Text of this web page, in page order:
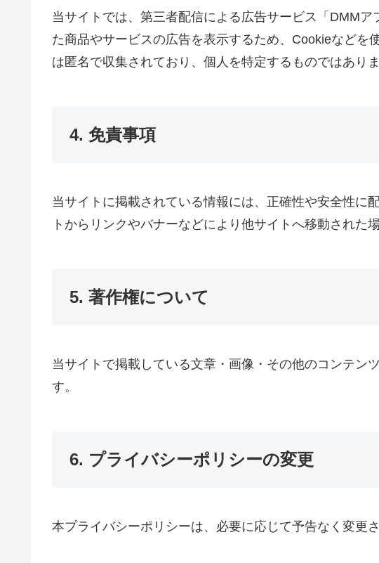
当サイトでは、第三者配信による広告サービス「DMM
た商品やサービスの広告を表示するため、Cookieなど
は匿名で収集されており、個人を特定するものではありま
4. 免責事項
当サイトに掲載されている情報には、正確性や安全性に
トからリンクやバナーなどにより他サイトへ移動された
5. 著作権について
当サイトで掲載している文章・画像・その他のコンテン
す。
6. プライバシーポリシーの変更
本プライバシーポリシーは、必要に応じて予告なく変更